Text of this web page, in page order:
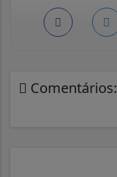
Comentários: